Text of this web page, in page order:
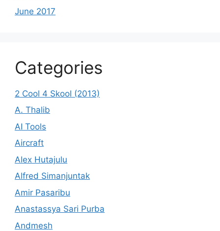
June 2017
Categories
2 Cool 4 Skool (2013)
A. Thalib
AI Tools
Aircraft
Alex Hutajulu
Alfred Simanjuntak
Amir Pasaribu
Anastassya Sari Purba
Andmesh